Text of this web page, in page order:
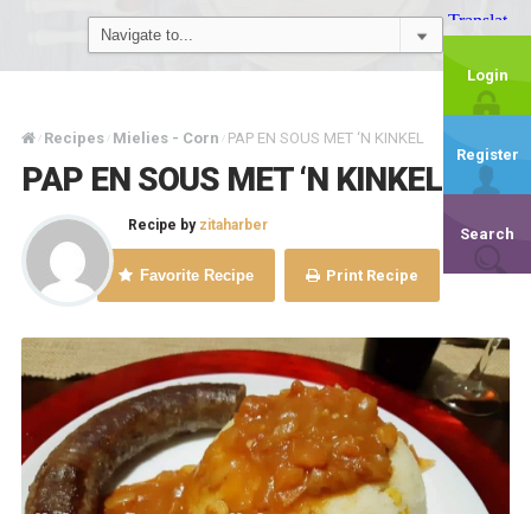
Login
Register
Search
/ Recipes / Mielies - Corn / PAP EN SOUS MET ‘N KINKEL
PAP EN SOUS MET ‘N KINKEL
Recipe by zitaharber
Favorite Recipe Print Recipe